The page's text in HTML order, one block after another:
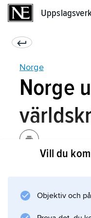
Norge
Norge
ideologiska band
Storbritannien.
dimensionerat för
Vill du
Objektiv och